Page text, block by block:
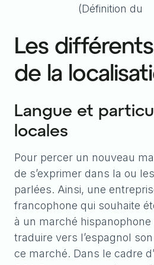
(Définition du
Les
de la
Langue et
locales
Pour percer un nouveau
de s’exprimer dans la ou
parlées. Ainsi, une
francophone qui souhaite
à un marché
traduire vers l’espagnol
ce marché. Dans le cadre